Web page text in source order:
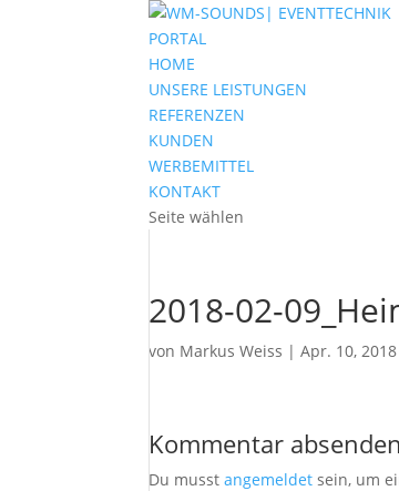
PORTAL
HOME
UNSERE LEISTUNGEN
REFERENZEN
KUNDEN
WERBEMITTEL
KONTAKT
Seite wählen
2018-02-
von Markus Weiss |Apr. 10, 2018
Kommentar absenden
Du musstangemeldet sein, um